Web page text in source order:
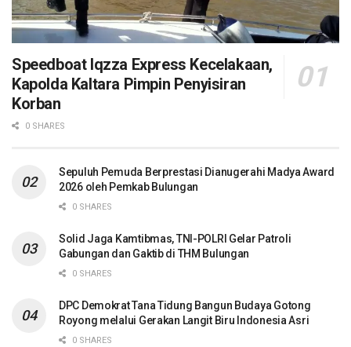
Speedboat Iqzza Express Kecelakaan,
Kapolda Kaltara Pimpin Penyisiran
Korban
0 SHARES
Sepuluh Pemuda Berprestasi Dianugerahi Madya Award
2026 oleh Pemkab Bulungan
0 SHARES
Solid Jaga Kamtibmas, TNI-POLRI Gelar Patroli
Gabungan dan Gaktib di THM Bulungan
0 SHARES
DPC Demokrat Tana Tidung Bangun Budaya Gotong
Royong melalui Gerakan Langit Biru Indonesia Asri
0 SHARES